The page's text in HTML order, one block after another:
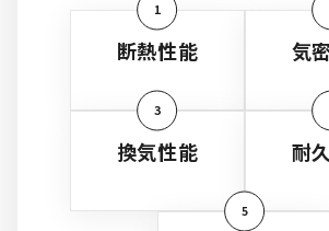
1
断熱性能 気
3
換気性能 耐
5